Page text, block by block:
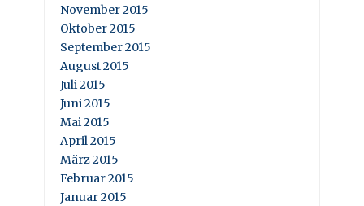
November 2015
Oktober 2015
September 2015
August 2015
Juli 2015
Juni 2015
Mai 2015
April 2015
März 2015
Februar 2015
Januar 2015